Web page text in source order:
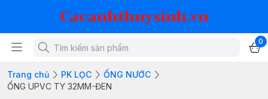
Cacanhthuysinh.vn
0
Trang chủ PK LỌC
ỐNG NƯỚC
ỐNG UPVC TY 32MM-ĐEN